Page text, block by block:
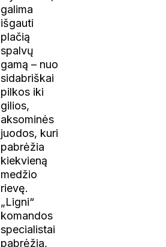
galima
išgauti
plačią
spalvų
gamą – nuo
sidabriškai
pilkos iki
gilios,
aksominės
juodos, kuri
pabrėžia
kiekvieną
medžio
rievę.
„Ligni“
komandos
specialistai
pabrėžia,